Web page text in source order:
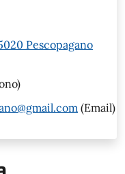
Pescopagano
(Email)